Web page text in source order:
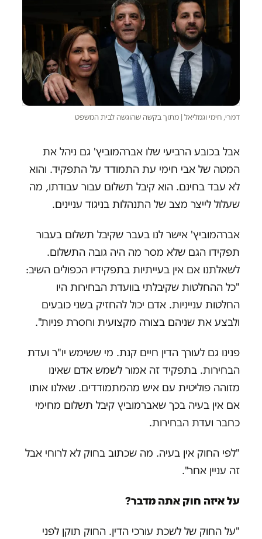
דמרי, חימי וגמליאל | מתוך בקשה שהוגשה לבית המשפט
אבל בכובע הרביעי שלו אברהמוביץ' גם ניהל את
המטה של אבי חימי עת התמודד על התפקיד. והוא
לא עבד בחינם. הוא קיבל תשלום עבור עבודתו, מה
שעלול לייצר מצב של התנהלות בניגוד עניינים.
אברהמוביץ' אישר לנו בעבר שקיבל תשלום בעבור
תפקידו הגם שלא מסר מה היה גובה התשלום.
לשאלתנו אם אין בעייתיות בתפקידיו הכפולים השיב:
"כל ההחלטות שקיבלתי בוועדת הבחירות היו
החלטות ענייניות. אדם יכול להחזיק בשני כובעים
ולבצע את שניהם בצורה מקצועית וחסרת פניות".
פנינו גם לעורך הדין חיים קנת. מי ששימש יו"ר ועדת
הבחירות. בתפקיד זה אמור לשמש אדם שאינו
מזוהה פוליטית עם איש מהמתמודדים. שאלנו אותו
אם אין בעיה בכך שאברמוביץ קיבל תשלום מחימי
כחבר ועדת הבחירות.
"לפי החוק אין בעיה. מה שכתוב בחוק לא לרוחי אבל
זה עניין אחר".
על איזה חוק אתה מדבר?
"על החוק של לשכת עורכי הדין. החוק תוקן לפני